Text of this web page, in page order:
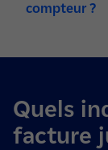
compteur ?
Quels
facture